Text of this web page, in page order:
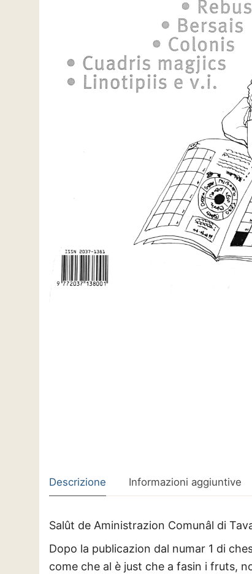
Descrizione Informazioni aggiuntive
Salût de Aministrazion Comunâl di
Dopo la publicazion dal numar 1 di
come che al è just che a fasin i fruts,